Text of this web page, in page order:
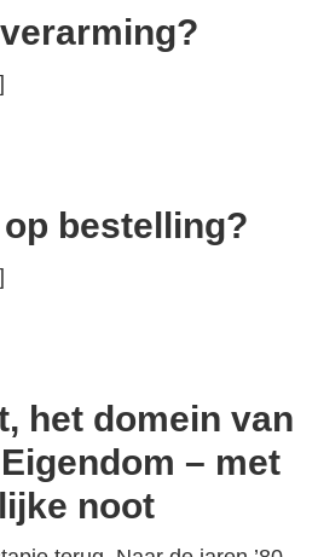
bestelling?
het domein van
– met
noot